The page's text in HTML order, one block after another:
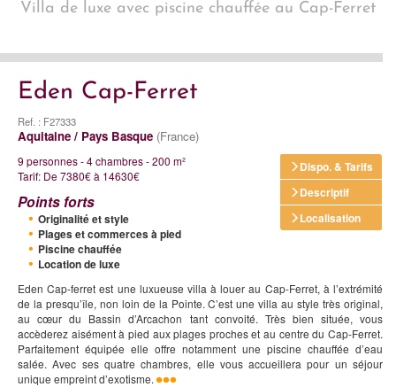
Villa de luxe avec piscine chauffée au Cap-Ferret
Eden Cap-Ferret
Ref. : F27333
Aquitaine / Pays Basque (France)
Dispo. & Tarifs
Descriptif
Localisation
9 personnes - 4 chambres - 200 m²
Tarif: De 7380€ à 14630€
Points forts
Originalité et style
Plages et commerces à pied
Piscine chauffée
Location de luxe
Eden Cap-ferret est une luxueuse villa à louer au Cap-Ferret, à l’extrémité
de la presqu’île, non loin de la Pointe. C’est une villa au style très original,
au cœur du Bassin d’Arcachon tant convoité. Très bien située, vous
accèderez aisément à pied aux plages proches et au centre du Cap-Ferret.
Parfaitement équipée elle offre notamment une piscine chauffée d’eau
salée. Avec ses quatre chambres, elle vous accueillera pour un séjour
unique empreint d’exotisme.